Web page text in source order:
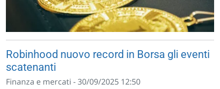
Robinhood nuovo record in Borsa gli eventi
scatenanti
Finanza e mercati - 30/09/2025 12:50